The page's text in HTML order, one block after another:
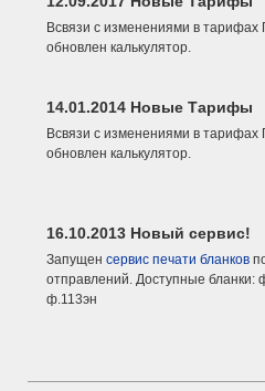
Всвязи с изменениями в тарифах
обновлен калькулятор.
14.01.2014 Новые Тарифы
Всвязи с изменениями в тарифах
обновлен калькулятор.
16.10.2013 Новый сервис!
Запущен сервис печати бланков
отправлений. Доступные бланки:
ф.113эн